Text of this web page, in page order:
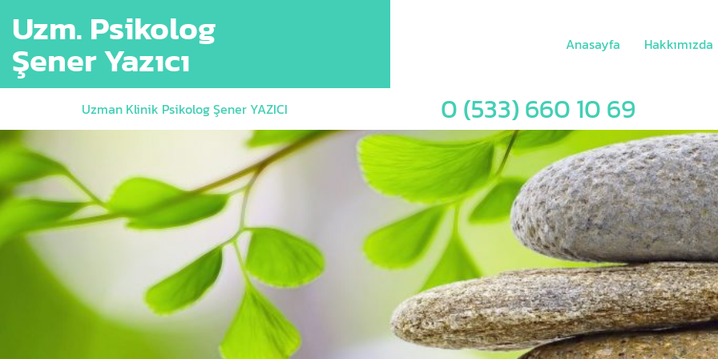
Uzm. Psikolog
Şener Yazıcı Anasayfa Hakkımızda
Uzman Klinik Psikolog Şener YAZICI 0 (533) 660 10 69